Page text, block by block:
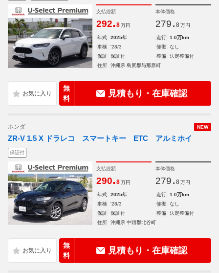
支払総額
292.8 万円
本体価格
279. 8 万円
年式 2025年 走行
1.0万km
車検
'28/3 修復
なし
保証
保証付 整備
法定整備付
住所
沖縄県 島尻郡与那原町
無
料
見積もり・在庫確認
NEW
ホンダ
ZR-V 1.5 X ドラレコ スマートキー ETC アルミホイ
保証付
支払総額
290.8 万円
本体価格
279. 8 万円
年式 2025年 走行
1.0万km
車検
'28/3 修復
なし
保証
保証付 整備
法定整備付
住所
沖縄県 中頭郡北谷町
無
料
見積もり・在庫確認